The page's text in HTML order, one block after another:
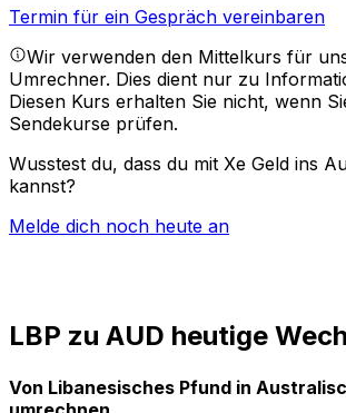
Termin für ein Gespräch vereinbaren
Wir verwenden den Mittelkurs für
Umrechner. Dies dient nur zu
Diesen Kurs erhalten Sie nicht, wenn
Sendekurse prüfen.
Wusstest du, dass du mit Xe Geld ins
kannst?
Melde dich noch heute an
LBP zu AUD heutige
Von Libanesisches Pfund in